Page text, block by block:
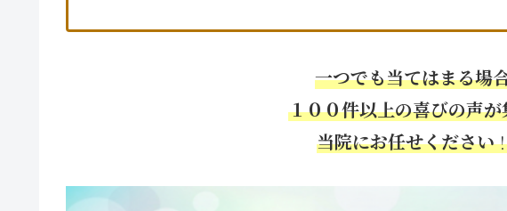
一つでも当てはまる場
１００件以上の喜びの声
当院にお任せください